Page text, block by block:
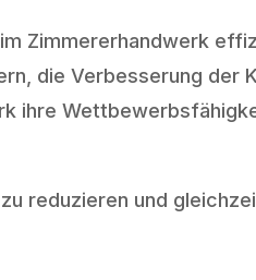
Zimmererhandwerk
die Verbesserung der
ihre
reduzieren und